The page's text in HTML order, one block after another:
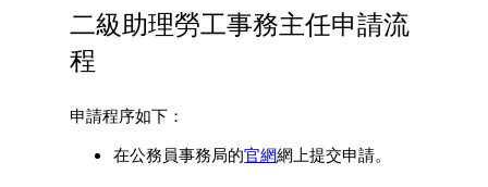
二級助理勞工事務主任申請流
程
申請程序如下：
在公務員事務局的官網網上提交申請。